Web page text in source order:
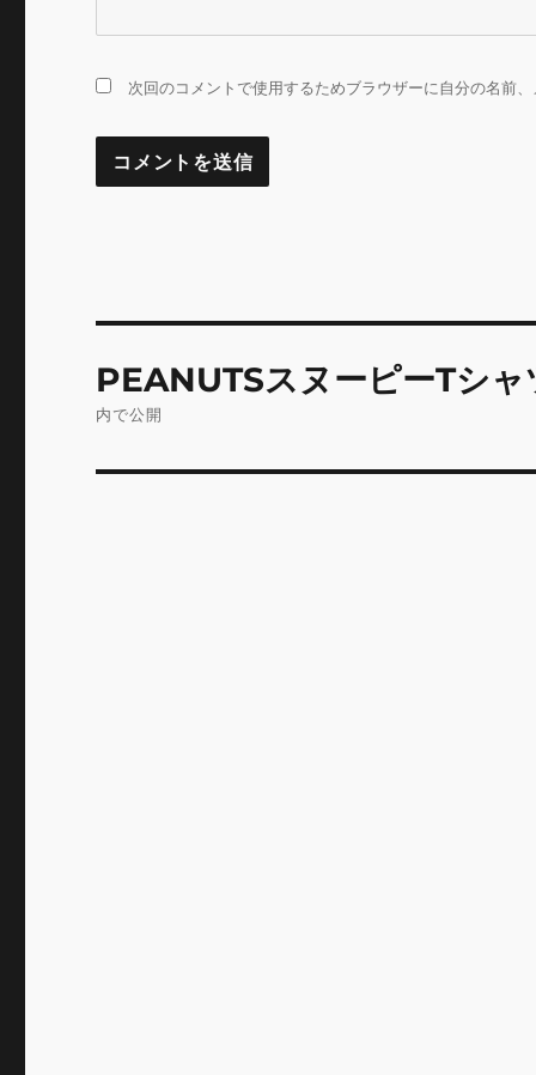
次回のコメントで使用するためブラウザーに自分の名前
稿
PEANUTSスヌーピーTシャ
内で公開